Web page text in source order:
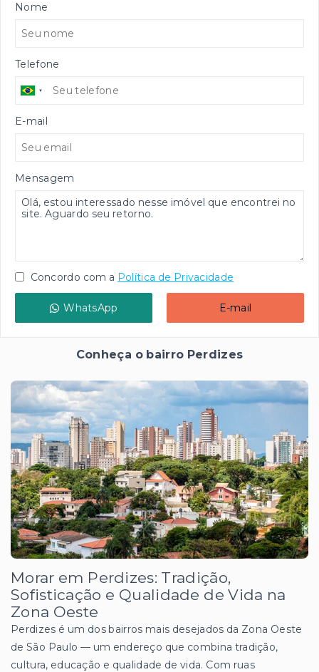
Nome
Telefone
E-mail
Mensagem
Concordo com a Política de Privacidade
WhatsApp E-mail
Conheça o bairro Perdizes
Morar em Perdizes: Tradição,
Sofisticação e Qualidade de Vida na
Zona Oeste
Perdizes é um dos bairros mais desejados da Zona Oeste
de São Paulo — um endereço que combina tradição,
cultura, educação e qualidade de vida. Com ruas